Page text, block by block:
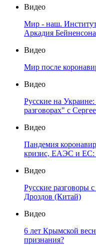
Видео
Мир - наш. Институт
Аркадия Бейненсона
Видео
Мир после
Видео
Русские на
разговорах" с
Видео
Пандемия
кризис, ЕАЭС и ЕС:
Видео
Русские разговоры
Дроздов (Китай)
Видео
6 лет Крымской
признания?